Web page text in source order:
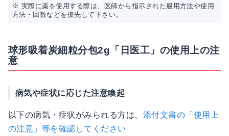
※ 実際に薬を使用する際は、医師から指示された服用方法や使用
方法・回数などを優先して下さい。
球形吸着炭細粒分包2g「日医工」の使用上の注
意
病気や症状に応じた注意喚起
以下の病気・症状がみられる方は、 添付文書の「使用上
の注意」等を確認してください